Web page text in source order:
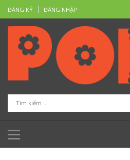
ĐĂNG KÝ ĐĂNG NHẬP